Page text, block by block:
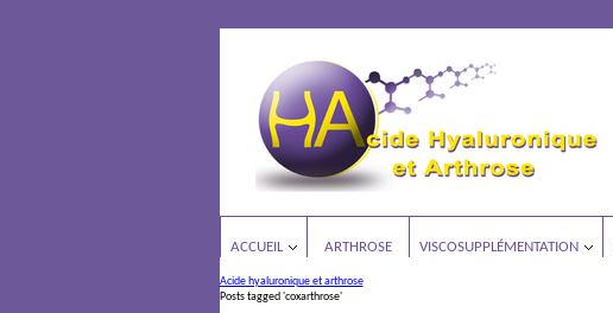
ACCUEIL ARTHROSE VISCOSUPPLÉMENTATION
Acide hyaluronique et arthrose
Posts tagged 'coxarthrose'